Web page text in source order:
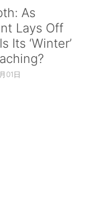
As
Lays Off
Its ‘Winter’
01日